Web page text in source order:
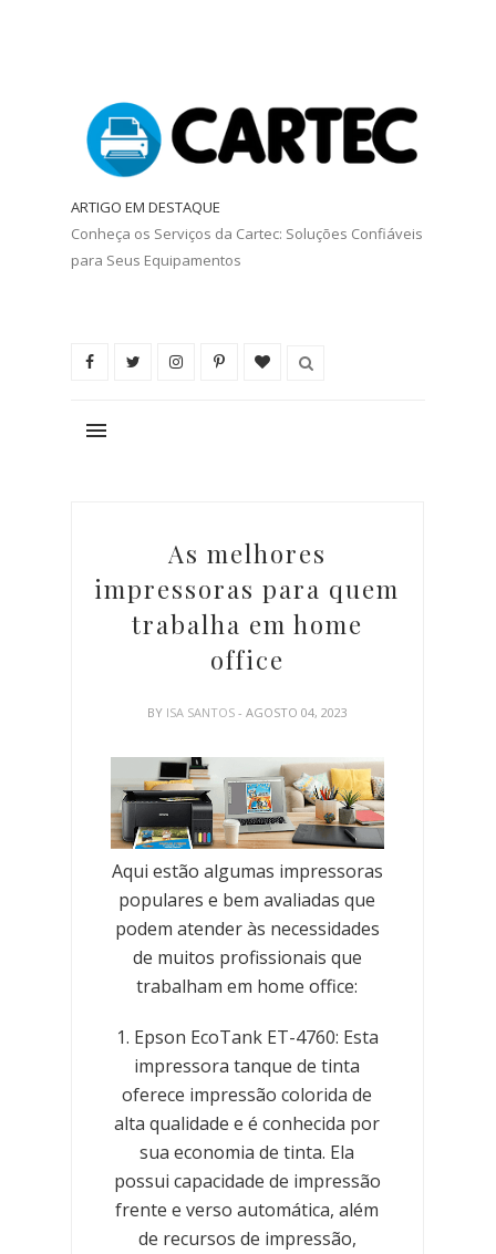
ARTIGO EM DESTAQUE
Conheça os Serviços da Cartec: Soluções Confiáveis
para Seus Equipamentos
As melhores
impressoras para quem
trabalha em home
office
BY ISA SANTOS - AGOSTO 04, 2023
Aqui estão algumas impressoras
populares e bem avaliadas que
podem atender às necessidades
de muitos profissionais que
trabalham em home office:
1. Epson EcoTank ET-4760: Esta
impressora tanque de tinta
oferece impressão colorida de
alta qualidade e é conhecida por
sua economia de tinta. Ela
possui capacidade de impressão
frente e verso automática, além
de recursos de impressão,